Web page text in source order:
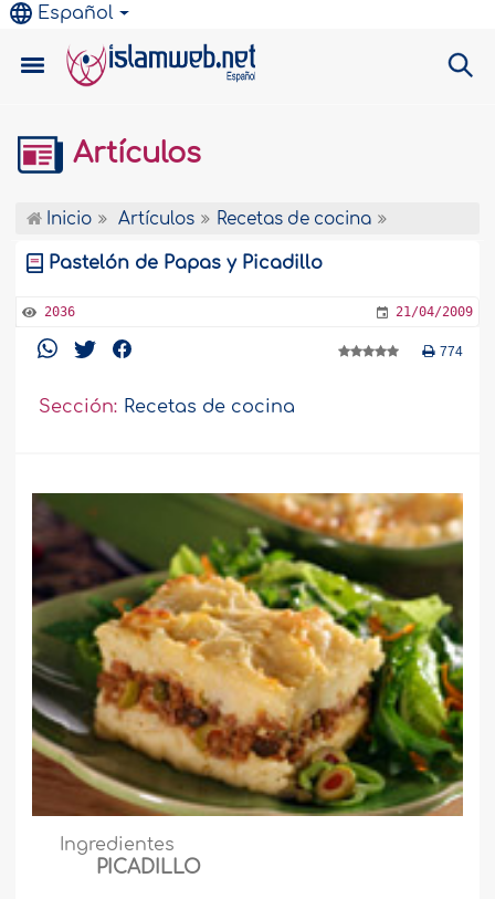
Español
Artículos
Inicio Artículos Recetas de cocina
Pastelón de Papas y Picadillo
2036 21/04/2009
774
Sección: Recetas de cocina
Ingredientes
PICADILLO